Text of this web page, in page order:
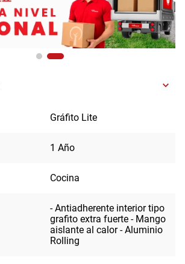
Gráfito Lite
1 Año
Cocina
- Antiadherente interior tipo
grafito extra fuerte - Mango
aislante al calor - Aluminio
Rolling